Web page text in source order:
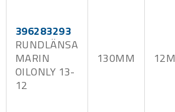
396283293
RUNDLÄNSA
MARIN
OILONLY 13-
12
130MM 12M